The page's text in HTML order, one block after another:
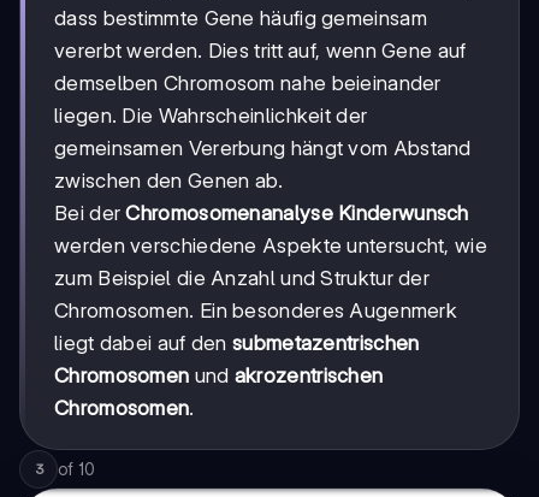
dass bestimmte Gene häufig gemeinsam
vererbt werden. Dies tritt auf, wenn Gene auf
demselben Chromosom nahe beieinander
liegen. Die Wahrscheinlichkeit der
gemeinsamen Vererbung hängt vom Abstand
zwischen den Genen ab.
Bei derChromosomenanalyse Kinderwunsch
werden verschiedene Aspekte untersucht, wie
zum Beispiel die Anzahl und Struktur der
Chromosomen. Ein besonderes Augenmerk
liegt dabei auf densubmetazentrischen
Chromosomen und akrozentrischen
Chromosomen.
3 of 10